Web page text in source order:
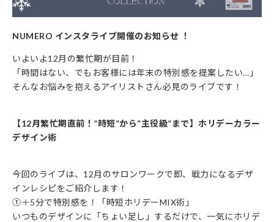
NUMERO インスタライブ開催のお知らせ ！
いよいよ12月の繁忙期が目前！
「時間はない、でもお客様には年末の特別感を提案したい…」
そんなお悩みを抱えるアイリストさん必見のライブです！
【12月繁忙期直前！”時短”から”主役級”まで】ホリデーカラー
デザイン術
今回のライブは、12月のサロンワークで即、戦力になるデザ
インレシピをご紹介します！
①＋5分で特別感を！「時短ホリデーMIX術」
いつものデザインに「ちょい足し」するだけで、一気にホリデ